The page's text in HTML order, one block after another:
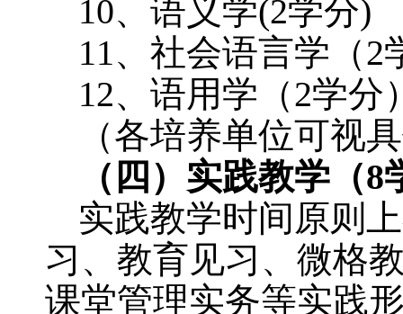
10、语义学(2学分)
11、社会语言学（2
12、语用学（2学分
（各培养单位可视
（四）实践教学（8
实践教学时间原则
习、教育见习、微格
课堂管理实务等实践